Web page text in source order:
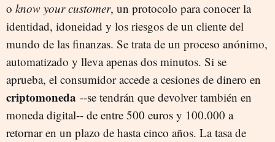
o know your customer, un protocolo para conocer la
identidad, idoneidad y los riesgos de un cliente del
mundo de las finanzas. Se trata de un proceso anónimo,
automatizado y lleva apenas dos minutos. Si se
aprueba, el consumidor accede a cesiones de dinero en
criptomoneda --se tendrán que devolver también en
moneda digital-- de entre 500 euros y 100.000 a
retornar en un plazo de hasta cinco años. La tasa de